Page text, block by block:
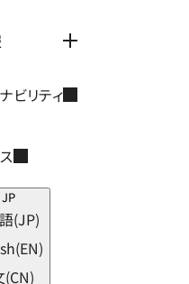
ビリティ
JP
(JP)
(EN)
(CN)